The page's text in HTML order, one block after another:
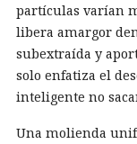
partículas varían
libera amargor
subextraída y
solo enfatiza el
inteligente no
Una molienda